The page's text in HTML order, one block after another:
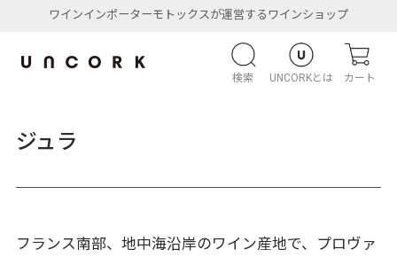
ワインインポーターモトックスが運営するワインショップ
検索 UNCORKとは カート
ジュラ
フランス南部、地中海沿岸のワイン産地で、プロヴァ